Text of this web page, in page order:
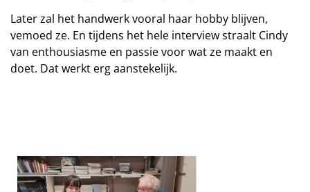
Later zal het handwerk vooral haar hobby blijven,
vemoed ze. En tijdens het hele interview straalt Cindy
van enthousiasme en passie voor wat ze maakt en
doet. Dat werkt erg aanstekelijk.